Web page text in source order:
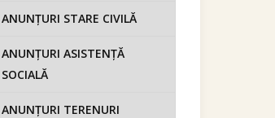
ANUNȚURI STARE CIVILĂ
ANUNȚURI ASISTENȚĂ
SOCIALĂ
ANUNȚURI TERENURI